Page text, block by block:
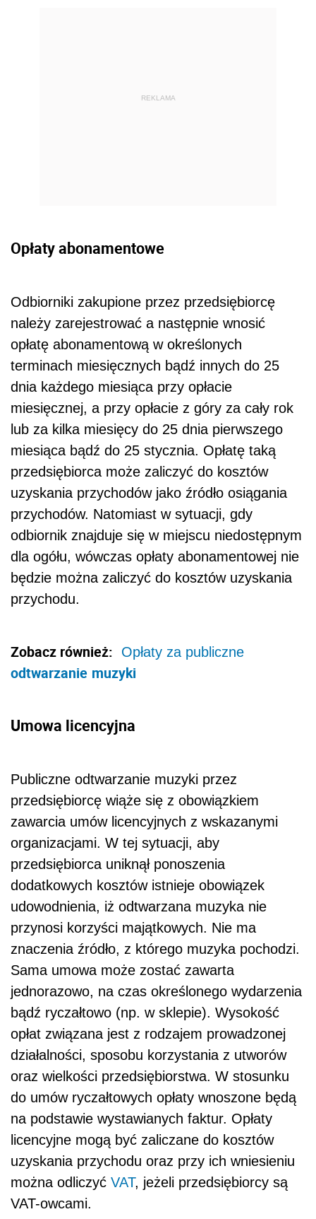
REKLAMA
Opłaty abonamentowe
Odbiorniki zakupione przez przedsiębiorcę
należy zarejestrować a następnie wnosić
opłatę abonamentową w określonych
terminach miesięcznych bądź innych do 25
dnia każdego miesiąca przy opłacie
miesięcznej, a przy opłacie z góry za cały rok
lub za kilka miesięcy do 25 dnia pierwszego
miesiąca bądź do 25 stycznia. Opłatę taką
przedsiębiorca może zaliczyć do kosztów
uzyskania przychodów jako źródło osiągania
przychodów. Natomiast w sytuacji, gdy
odbiornik znajduje się w miejscu niedostępnym
dla ogółu, wówczas opłaty abonamentowej nie
będzie można zaliczyć do kosztów uzyskania
przychodu.
Zobacz również: Opłaty za publiczne
odtwarzanie muzyki
Umowa licencyjna
Publiczne odtwarzanie muzyki przez
przedsiębiorcę wiąże się z obowiązkiem
zawarcia umów licencyjnych z wskazanymi
organizacjami. W tej sytuacji, aby
przedsiębiorca uniknął ponoszenia
dodatkowych kosztów istnieje obowiązek
udowodnienia, iż odtwarzana muzyka nie
przynosi korzyści majątkowych. Nie ma
znaczenia źródło, z którego muzyka pochodzi.
Sama umowa może zostać zawarta
jednorazowo, na czas określonego wydarzenia
bądź ryczałtowo (np. w sklepie). Wysokość
opłat związana jest z rodzajem prowadzonej
działalności, sposobu korzystania z utworów
oraz wielkości przedsiębiorstwa. W stosunku
do umów ryczałtowych opłaty wnoszone będą
na podstawie wystawianych faktur. Opłaty
licencyjne mogą być zaliczane do kosztów
uzyskania przychodu oraz przy ich wniesieniu
można odliczyć VAT, jeżeli przedsiębiorcy są
VAT-owcami.